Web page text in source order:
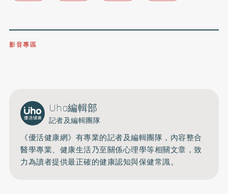
影音專區
Uho編輯部
記者及編輯團隊
《優活健康網》有專業的記者及編輯團隊，內容整合
醫學專業、健康生活乃至關係心理學等相關文章，致
力為讀者提供最正確的健康認知與保健常識。